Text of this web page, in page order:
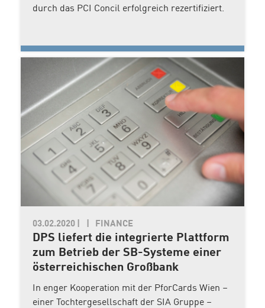
durch das PCI Concil erfolgreich rezertifiziert.
03.02.2020 FINANCE
DPS liefert die integrierte Plattform
zum Betrieb der SB-Systeme einer
österreichischen Großbank
In enger Kooperation mit der PforCards Wien –
einer Tochtergesellschaft der SIA Gruppe –